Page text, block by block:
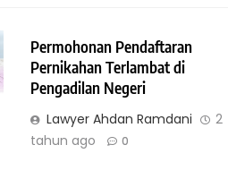
Permohonan Pendaftaran
Pernikahan Terlambat di
Pengadilan Negeri
Lawyer Ahdan Ramdani
2
tahun ago
0
2 tahun ago